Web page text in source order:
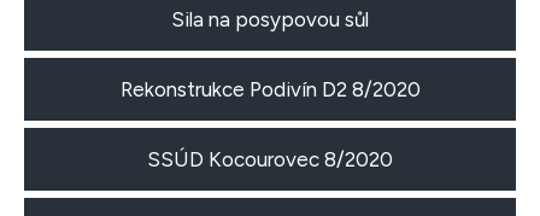
Sila na posypovou sůl
Rekonstrukce Podivín D2 8/2020
SSÚD Kocourovec 8/2020